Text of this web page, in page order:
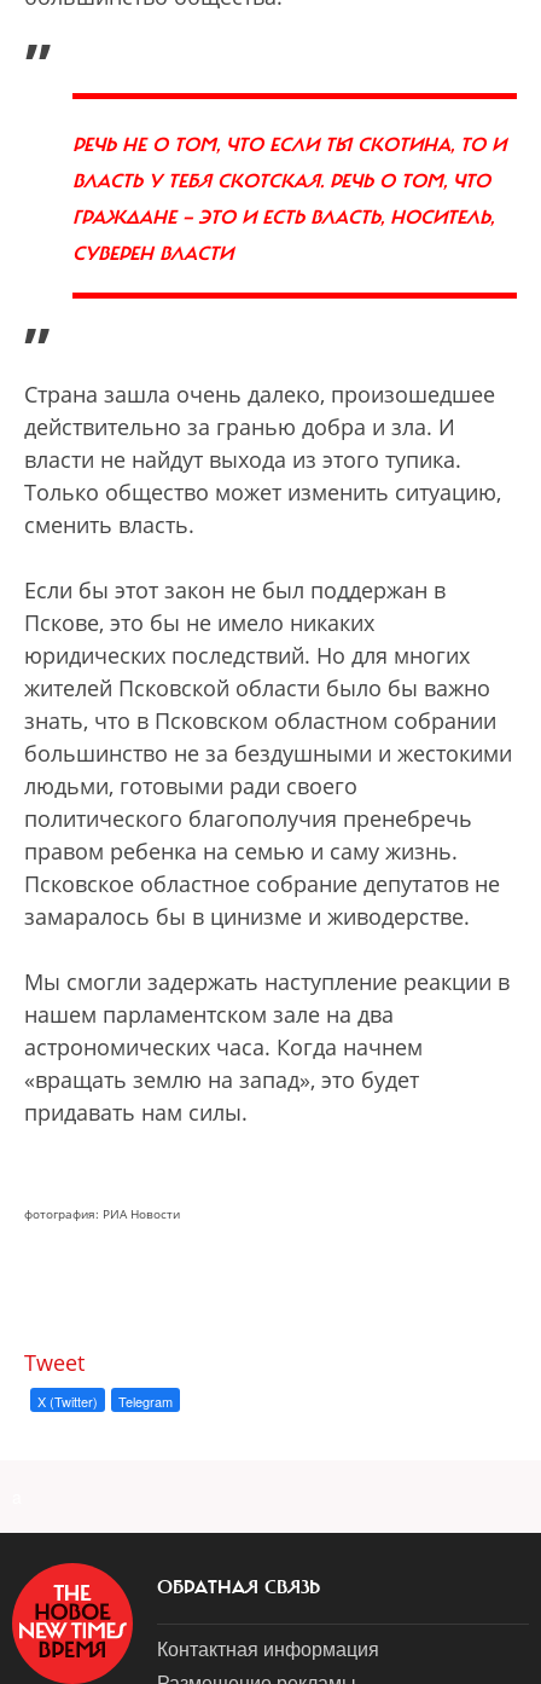
„
РЕЧЬ НЕ О ТОМ, ЧТО ЕСЛИ ТЫ СКОТИНА, ТО И
ВЛАСТЬ У ТЕБЯ СКОТСКАЯ. РЕЧЬ О ТОМ, ЧТО
ГРАЖДАНЕ — ЭТО И ЕСТЬ ВЛАСТЬ, НОСИТЕЛЬ,
СУВЕРЕН ВЛАСТИ
”
Страна зашла очень далеко, произошедшее
действительно за гранью добра и зла. И
власти не найдут выхода из этого тупика.
Только общество может изменить ситуацию,
сменить власть.
Если бы этот закон не был поддержан в
Пскове, это бы не имело никаких
юридических последствий. Но для многих
жителей Псковской области было бы важно
знать, что в Псковском областном собрании
большинство не за бездушными и жестокими
людьми, готовыми ради своего
политического благополучия пренебречь
правом ребенка на семью и саму жизнь.
Псковское областное собрание депутатов не
замаралось бы в цинизме и живодерстве.
Мы смогли задержать наступление реакции в
нашем парламентском зале на два
астрономических часа. Когда начнем
«вращать землю на запад», это будет
придавать нам силы.
фотография: РИА Новости
Tweet
X (Twitter) Telegram
ОБРАТНАЯ СВЯЗЬ
Контактная информация